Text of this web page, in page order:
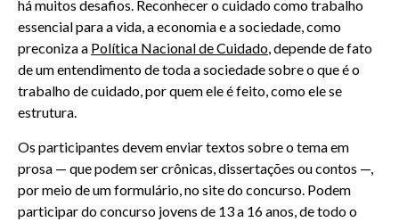
há muitos desafios. Reconhecer o cuidado como trabalho
essencial para a vida, a economia e a sociedade, como
preconiza a Política Nacional de Cuidado , depende de fato
de um entendimento de toda a sociedade sobre o que é o
trabalho de cuidado, por quem ele é feito, como ele se
estrutura.
Os participantes devem enviar textos sobre o tema em
prosa — que podem ser crônicas, dissertações ou contos —,
por meio de um formulário, no site do concurso. Podem
participar do concurso jovens de 13 a 16 anos, de todo o